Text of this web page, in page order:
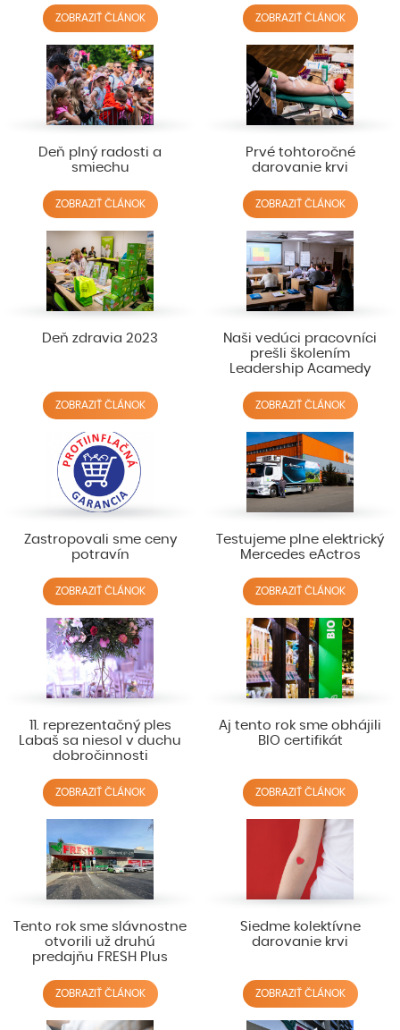
ZOBRAZIŤ ČLÁNOK ZOBRAZIŤ ČLÁNOK
Deň plný radosti a
smiechu
ZOBRAZIŤ ČLÁNOK
Prvé tohtoročné
darovanie krvi
ZOBRAZIŤ ČLÁNOK
Deň zdravia 2023
ZOBRAZIŤ ČLÁNOK
Naši vedúci pracovníci
prešli školením
Leadership Acamedy
ZOBRAZIŤ ČLÁNOK
Zastropovali sme ceny
potravín
ZOBRAZIŤ ČLÁNOK
Testujeme plne elektrický
Mercedes eActros
ZOBRAZIŤ ČLÁNOK
11. reprezentačný ples
Labaš sa niesol v duchu
dobročinnosti
ZOBRAZIŤ ČLÁNOK
Aj tento rok sme obhájili
BIO certifikát
ZOBRAZIŤ ČLÁNOK
Tento rok sme slávnostne
otvorili už druhú
predajňu FRESH Plus
ZOBRAZIŤ ČLÁNOK
Siedme kolektívne
darovanie krvi
ZOBRAZIŤ ČLÁNOK